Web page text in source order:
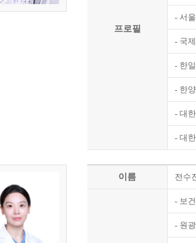
프로필
- 서
- 국
- 한
- 한
- 대
- 대
이름 전수
- 보
- 원